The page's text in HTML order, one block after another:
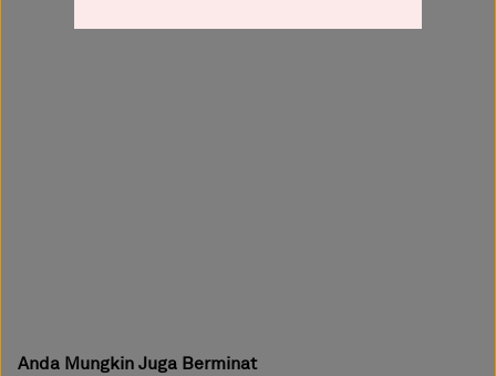
Anda Mungkin Juga Berminat